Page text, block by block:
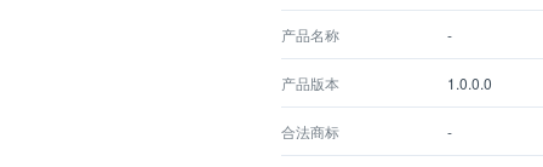
产品名称 -
产品版本 1.0.0.0
合法商标 -